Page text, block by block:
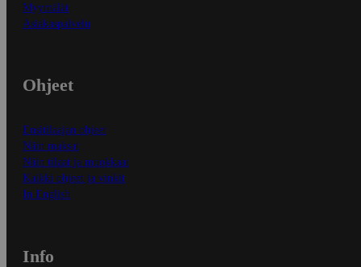
Myymälät
Asiakaspalvelu
Ohjeet
Ensitilaajan ohjeet
Näin maksat
Näin tilaat ja muokkaat
Kaikki ohjeet ja vinkit
In English
Info